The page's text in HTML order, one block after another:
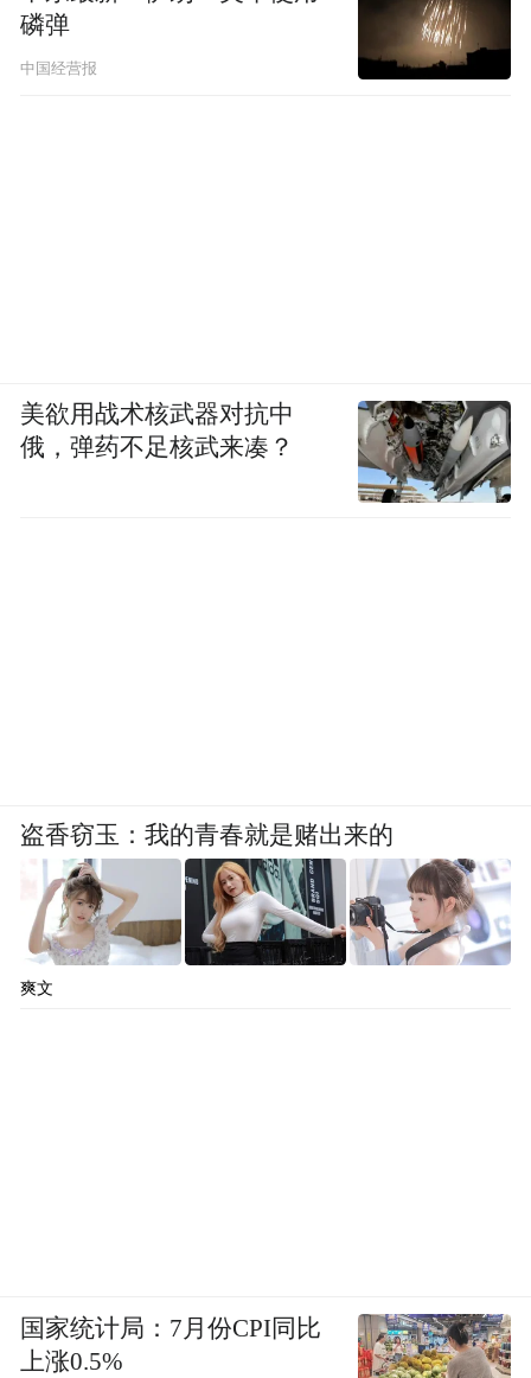
磷弹
中国经营报
美欲用战术核武器对抗中
俄，弹药不足核武来凑？
盗香窃玉：我的青春就是赌出来的
爽文
国家统计局：7月份CPI同比
上涨0.5%